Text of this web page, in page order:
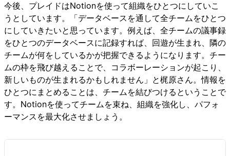
今後、プレイドはNotionを使って組織をひとつにしていこ
うとしています。「データベースを通して全チームをひとつ
にしていきたいと思っています。例えば、全チームの議事録
をひとつのデータベースに記録すれば、回遊が生まれ、隣の
チームが何をしているかが把握できるようになります。チー
ムの枠を飛び越えることで、コラボーレーションが起こり、
新しいものが生まれるかもしれません」と梶原さん。情報を
ひとつにまとめることは、チームを結びつけるということで
す。Notionを使ってチームを束ね、組織を強化し、パフォ
ーマンスを最大化させましょう。